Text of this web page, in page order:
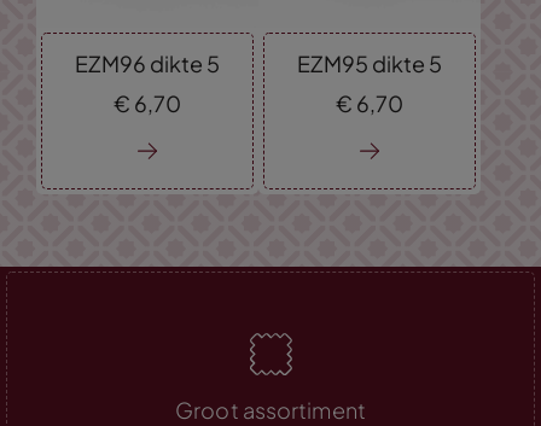
EZM96 dikte 5
€ 6, 70
EZM95 dikte 5
€ 6, 70
Groot assortiment